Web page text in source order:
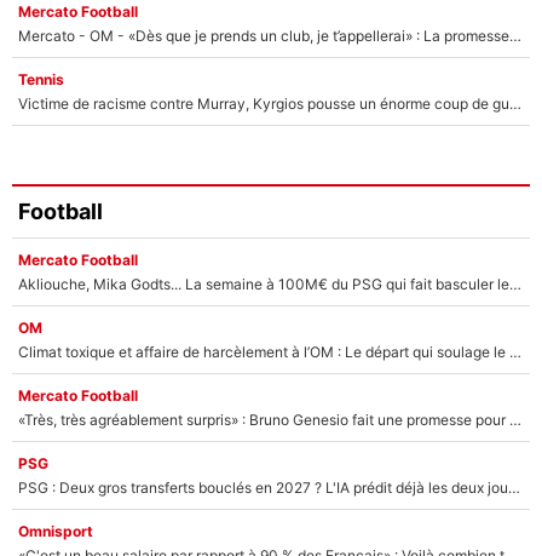
Mercato Football
Mercato - OM - «Dès que je prends un club, je t’appellerai» : La promesse de Marcelino au moment de claquer la porte
Tennis
Victime de racisme contre Murray, Kyrgios pousse un énorme coup de gueule !
Football
Mercato Football
Akliouche, Mika Godts... La semaine à 100M€ du PSG qui fait basculer le mercato du PSG !
OM
Climat toxique et affaire de harcèlement à l’OM : Le départ qui soulage le vestiaire de Bruno Genesio
Mercato Football
«Très, très agréablement surpris» : Bruno Genesio fait une promesse pour la suite du mercato de l’OM et rassure les supporters
PSG
PSG : Deux gros transferts bouclés en 2027 ? L'IA prédit déjà les deux joueurs qui pourraient rejoindre Luis Enrique !
Omnisport